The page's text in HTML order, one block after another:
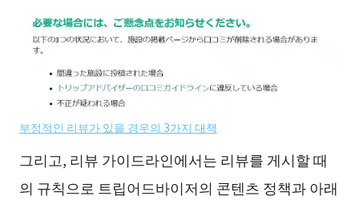
부정적인 리뷰가 있을 경우의 3가지 대책
그리고, 리뷰 가이드라인에서는 리뷰를 게시할 때
의 규칙으로 트립어드바이저의 콘텐츠 정책과 아래